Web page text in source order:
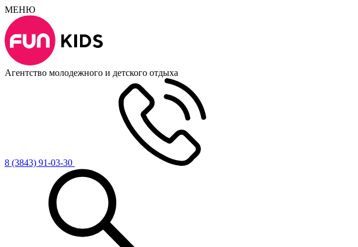
МЕНЮ
Агентство молодежного и детского отдыха
8 (3843) 91-03-30